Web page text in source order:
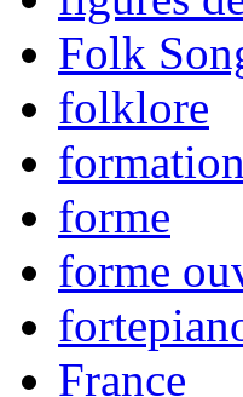
Folk
folklore
forme
forme
France